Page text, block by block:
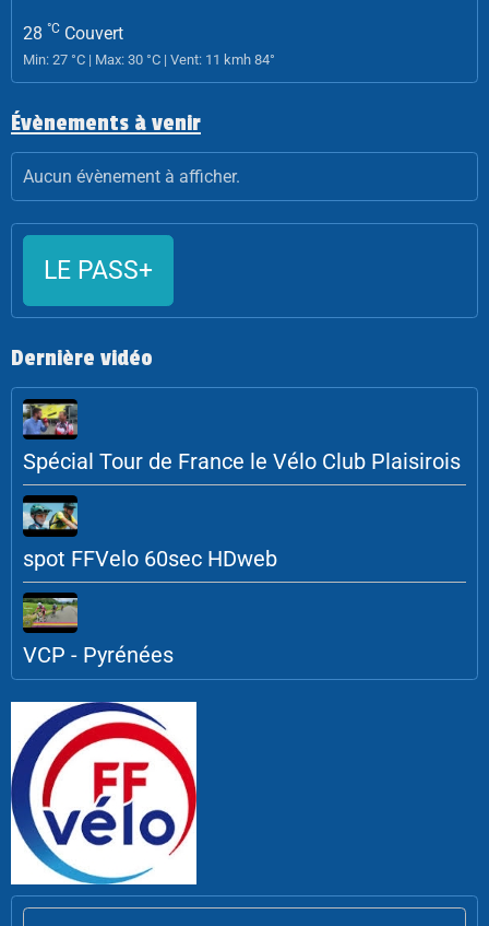
28 °C Couvert
Min: 27 °C | Max: 30 °C | Vent: 11 kmh 84°
Évènements à venir
Aucun évènement à afficher.
LE PASS+
Dernière vidéo
Spécial Tour de France le Vélo Club Plaisirois
spot FFVelo 60sec HDweb
VCP - Pyrénées